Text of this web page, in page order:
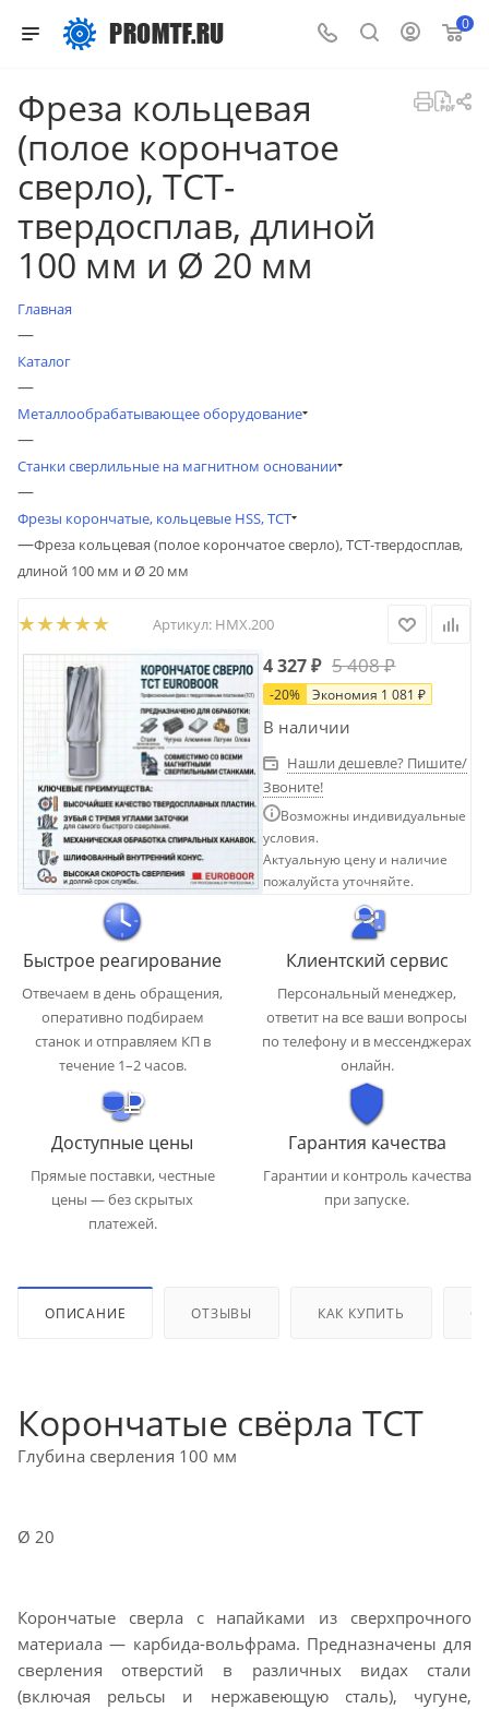
0
Фреза кольцевая
(полое корончатое
сверло), ТСТ-
твердосплав, длиной
100 мм и Ø 20 мм
Главная
—
Каталог
—
Металлообрабатывающее оборудование
—
Станки сверлильные на магнитном основании
—
Фрезы корончатые, кольцевые HSS, TCT
—Фреза кольцевая (полое корончатое сверло), ТСТ-твердосплав,
длиной 100 мм и Ø 20 мм
Артикул: HMX.200
4 327₽ 5 408₽
-20% Экономия 1 081 ₽
В наличии
Нашли дешевле? Пишите/
Звоните!
Возможны индивидуальные
условия.
Актуальную цену и наличие
пожалуйста уточняйте.
Быстрое реагирование
Отвечаем в день обращения,
оперативно подбираем
станок и отправляем КП в
течение 1–2 часов.
Клиентский сервис
Персональный менеджер,
ответит на все ваши вопросы
по телефону и в мессенджерах
онлайн.
Доступные цены
Прямые поставки, честные
цены — без скрытых
платежей.
Гарантия качества
Гарантии и контроль качества
при запуске.
ОПИСАНИЕ ОТЗЫВЫ КАК КУПИТЬ
Корончатые свёрла TCT
Глубина сверления 100 мм
Ø 20
Корончатые сверла с напайками из сверхпрочного
материала — карбида-вольфрама. Предназначены для
сверления отверстий в различных видах стали
(включая рельсы и нержавеющую сталь), чугуне,